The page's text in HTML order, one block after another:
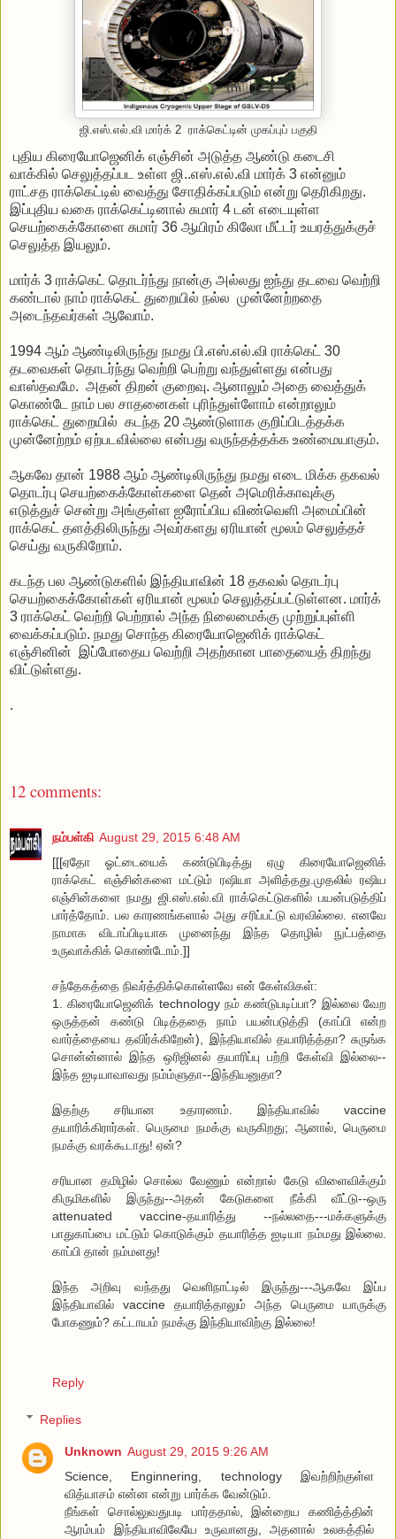
ஜி.எஸ்.எல்.வி மார்க் 2 ராக்கெட்டின் முகப்புப் பகுதி
புதிய கிரையோஜெனிக் எஞ்சின் அடுத்த ஆண்டு கடைசி
வாக்கில் செலுத்தப்பட உள்ள ஜி..எஸ்.எல்.வி மார்க் 3 என்னும்
ராட்சத ராக்கெட்டில் வைத்து சோதிக்கப்படும் என்று தெரிகிறது.
இப்புதிய வகை ராக்கெட்டினால் சுமார் 4 டன் எடையுள்ள
செயற்கைக்கோளை சுமார் 36 ஆயிரம் கிலோ மீட்டர் உயரத்துக்குச்
செலுத்த இயலும்.
மார்க் 3 ராக்கெட் தொடர்ந்து நான்கு அல்லது ஐந்து தடவை வெற்றி
கண்டால் நாம் ராக்கெட் துறையில் நல்ல முன்னேற்றதை
அடைந்தவர்கள் ஆவோம்.
1994 ஆம் ஆண்டிலிருந்து நமது பி.எஸ்.எல்.வி ராக்கெட் 30
தடவைகள் தொடர்ந்து வெற்றி பெற்று வந்துள்ளது என்பது
வாஸ்தவமே. அதன் திறன் குறைவு. ஆனாலும் அதை வைத்துக்
கொண்டே நாம் பல சாதனைகள் புரிந்துள்ளோம் என்றாலும்
ராக்கெட் துறையில் கடந்த 20 ஆண்டுளாக குறிப்பிடத்தக்க
முன்னேற்றம் ஏற்படவில்லை என்பது வருந்தத்தக்க உண்மையாகும்.
ஆகவே தான் 1988 ஆம் ஆண்டிலிருந்து நமது எடை மிக்க தகவல்
தொடர்பு செயற்கைக்கோள்களை தென் அமெரிக்காவுக்கு
எடுத்துச் சென்று அங்குள்ள ஐரோப்பிய விண்வெளி அமைப்பின்
ராக்கெட் தளத்திலிருந்து அவர்களது ஏரியான் மூலம் செலுத்தச்
செய்து வருகிறோம்.
கடந்த பல ஆண்டுகளில் இந்தியாவின் 18 தகவல் தொடர்பு
செயற்கைக்கோள்கள் ஏரியான் மூலம் செலுத்தப்பட்டுள்ளன. மார்க்
3 ராக்கெட் வெற்றி பெற்றால் அந்த நிலைமைக்கு முற்றுப்புள்ளி
வைக்கப்படும். நமது சொந்த கிரையோஜெனிக் ராக்கெட்
எஞ்சினின் இப்போதைய வெற்றி அதற்கான பாதையைத் திறந்து
விட்டுள்ளது.
.
12 comments:
நம்பள்கி August 29, 2015 6:48 AM
[[[ஏதோ ஓட்டையைக் கண்டுபிடித்து ஏழு கிரையோஜெனிக்
ராக்கெட் எஞ்சின்களை மட்டும் ரஷியா அளித்தது.முதலில் ரஷிய
எஞ்சின்களை நமது ஜி.எஸ்.எல்.வி ராக்கெட்டுகளில் பயன்படுத்திப்
பார்த்தோம். பல காரணங்களால் அது சரிப்பட்டு வரவில்லை. எனவே
நாமாக விடாப்பிடியாக முனைந்து இந்த தொழில் நுட்பத்தை
உருவாக்கிக் கொண்டோம்.]]
சந்தேகத்தை நிவர்த்திக்கொள்ளவே என் கேள்விகள்:
1. கிரையோஜெனிக் technology நம் கண்டுபடிப்பா? இல்லை வேற
ஒருத்தன் கண்டு பிடித்ததை நாம் பயன்படுத்தி (காப்பி என்ற
வார்த்தையை தவிர்க்கிறேன்), இந்தியாவில் தயாரித்த்தா? சுருங்க
சொன்ன்னால் இந்த ஒரிஜினல் தயாரிப்பு பற்றி கேள்வி இல்லை--
இந்த ஐடியாவாவது நம்ம்ளுதா--இந்தியனுதா?
இதற்கு சரியான உதாரணம். இந்தியாவில் vaccine
தயாரிக்கிரார்கள். பெருமை நமக்கு வருகிறது; ஆனால், பெருமை
நமக்கு வரக்கூடாது! ஏன்?
சரியான தமிழில் சொல்ல வேணும் என்றால் கேடு விளைவிக்கும்
கிருமிகளில் இருந்து--அதன் கேடுகளை நீக்கி வீட்டு--ஒரு
attenuated vaccine-தயாரித்து --நல்லதை---மக்களுக்கு
பாதுகாப்பை மட்டும் கொடுக்கும் தயாரித்த ஐடியா நம்மது இல்லை.
காப்பி தான் நம்மளது!
இந்த அறிவு வந்தது வெளிநாட்டில் இருந்து---ஆகவே இப்ப
இந்தியாவில் vaccine தயாரித்தாலும் அந்த பெருமை யாருக்கு
போகணும்? கட்டாயம் நமக்கு இந்தியாவிற்கு இல்லை!
Reply
Replies
Unknown August 29, 2015 9:26 AM
Science, Enginnering, technology இவற்றிற்குள்ள
வித்யாசம் என்ன என்று பார்க்க வேன்டும்.
நீங்கள் சொல்லுவதுபடி பார்ததால், இன்றைய கணித்த்தின்
ஆரம்பம் இந்தியாவிலேயே உருவானது, அதனால் உலகத்தில்